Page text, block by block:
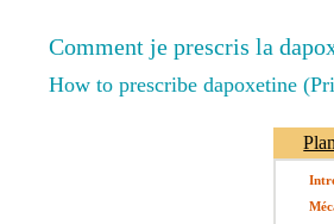
Comment je prescris la
How to prescribe dapoxetine
Plan